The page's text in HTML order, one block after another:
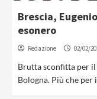
Brescia,
esonero
Redazione 02/02/
Brutta sconfitta per il
Bologna. Più che per